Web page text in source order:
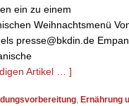
ein zu einem
Weihnachtsmenü
presse@bkdin.de
Artikel … ]
Ernährung